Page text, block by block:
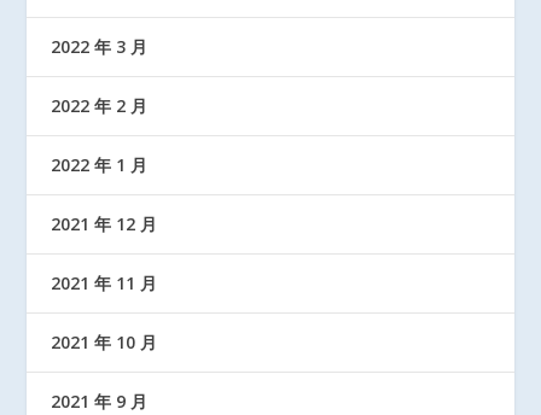
2022 年 3 月
2022 年 2 月
2022 年 1 月
2021 年 12 月
2021 年 11 月
2021 年 10 月
2021 年 9 月